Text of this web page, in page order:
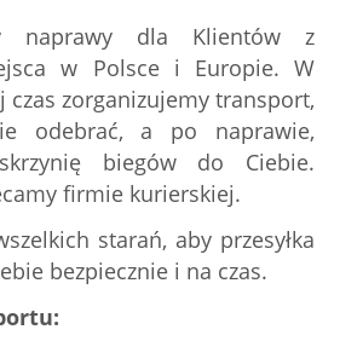
naprawy dla Klientów z
w Polsce i Europie. W
czas zorganizujemy transport,
odebrać, a po naprawie,
biegów do Ciebie.
firmie kurierskiej.
starań, aby przesyłka
bezpiecznie i na czas.